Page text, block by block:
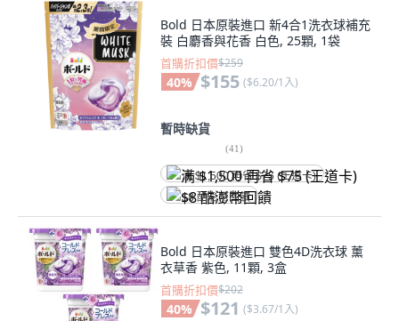
Bold 日本原裝進口 新4合1洗衣球補充
裝 白麝香與花香 白色, 25顆, 1袋
首購折扣價$259
40% $155 ($6.20/1入)
暫時缺貨
(41)
满 $1,500 再省 $75 (王道卡)
$8 酷澎幣回饋
Bold 日本原裝進口 雙色4D洗衣球 薰
衣草香 紫色, 11顆, 3盒
首購折扣價$202
40% $121 ($3.67/1入)